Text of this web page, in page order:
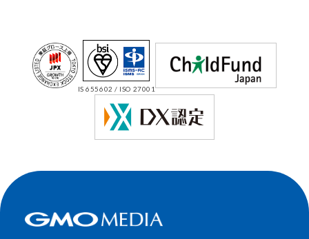
IS 655602 / ISO 27001